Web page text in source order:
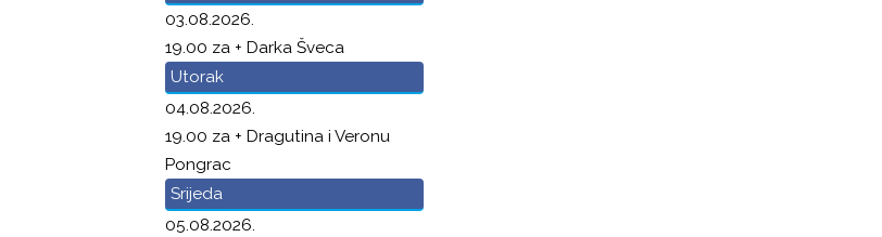
03.08.2026.
19.00 za + Darka Šveca
Utorak
04.08.2026.
19.00 za + Dragutina i Veronu
Pongrac
Srijeda
05.08.2026.